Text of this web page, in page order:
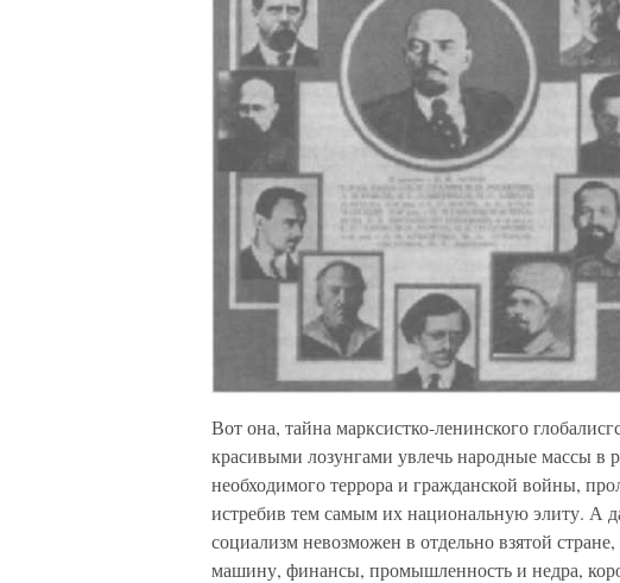
Вот она, тайна марксистко-ленинского
красивыми лозунгами увлечь народные массы
необходимого террора и гражданской войны,
истребив тем самым их национальную элиту. А
социализм невозможен в отдельно взятой
машину, финансы, промышленность и недра,